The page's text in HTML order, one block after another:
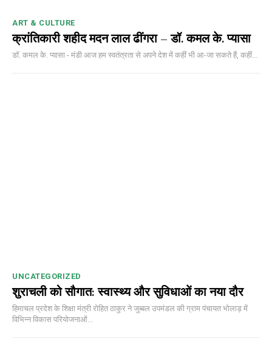
ART & CULTURE
क्रांतिकारी शहीद मदन लाल ढींगरा – डॉ. कमल के. प्यासा
डॉ. कमल के. प्यासा - मंडी आज हम स्वतंत्रता से अपने देश में कहीं भी आ-जा सकते हैं, कहीं...
UNCATEGORIZED
शुराचली को सौगात: स्वास्थ्य और सुविधाओं का नया दौर
हिमाचल प्रदेश के शिक्षा मंत्री रोहित ठाकुर ने जुब्बल उपमंडल की ग्राम पंचायत भोलाड़ में
विभिन्न विकास परियोजनाओं...